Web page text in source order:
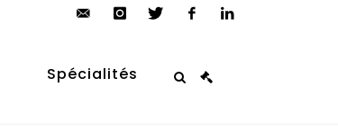
auction.com
Spécialités